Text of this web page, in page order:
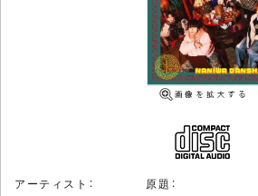
アーティスト： 原題：